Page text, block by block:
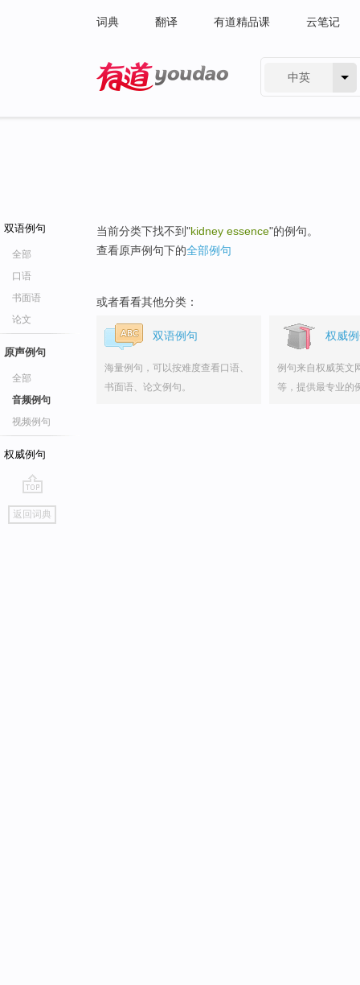
词典 翻译 有道精品课 云笔记
中英
双语例句
全部
口语
书面语
论文
原声例句
全部
音频例句
视频例句
权威例句
go
top
返回词典
当前分类下找不到"kidney essence"的例句。
查看原声例句下的全部例句
或者看看其他分类：
双语例句
海量例句，可以按难度查看口语、
书面语、论文例句。
权威
例句来自权威英文
等，提供最专业的